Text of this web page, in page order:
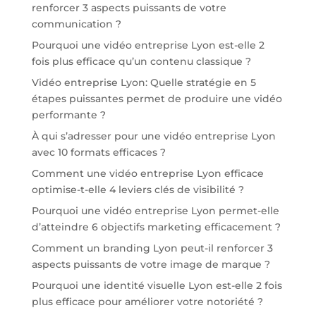
renforcer 3 aspects puissants de votre
communication ?
Pourquoi une vidéo entreprise Lyon est-elle 2
fois plus efficace qu’un contenu classique ?
Vidéo entreprise Lyon: Quelle stratégie en 5
étapes puissantes permet de produire une vidéo
performante ?
À qui s’adresser pour une vidéo entreprise Lyon
avec 10 formats efficaces ?
Comment une vidéo entreprise Lyon efficace
optimise-t-elle 4 leviers clés de visibilité ?
Pourquoi une vidéo entreprise Lyon permet-elle
d’atteindre 6 objectifs marketing efficacement ?
Comment un branding Lyon peut-il renforcer 3
aspects puissants de votre image de marque ?
Pourquoi une identité visuelle Lyon est-elle 2 fois
plus efficace pour améliorer votre notoriété ?